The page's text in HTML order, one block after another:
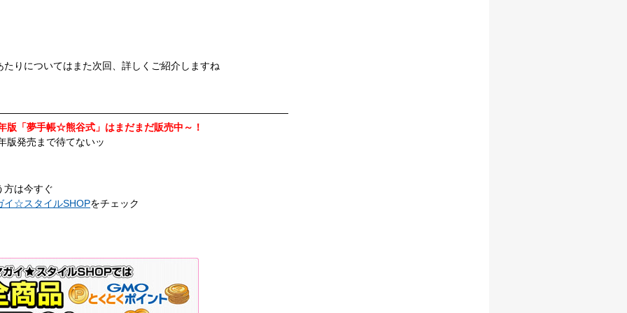
たりについてはまた次回、詳しくご紹介しますね
版「夢手帳☆熊谷式」はまだまだ販売中～！
版発売まで待てないッ
方は今すぐ
イ☆スタイルSHOPをチェック